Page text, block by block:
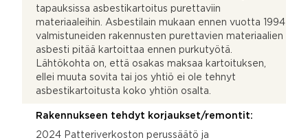
tapauksissa asbestikartoitus purettaviin
materiaaleihin. Asbestilain mukaan ennen vuotta 1994
valmistuneiden rakennusten purettavien materiaalien
asbesti pitää kartoittaa ennen purkutyötä.
Lähtökohta on, että osakas maksaa kartoituksen,
ellei muuta sovita tai jos yhtiö ei ole tehnyt
asbestikartoitusta koko yhtiön osalta.
Rakennukseen tehdyt korjaukset/remontit:
2024 Patteriverkoston perussäätö ja